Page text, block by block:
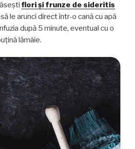
flori și frunze de sideritis
le arunci direct într-o cană cu apă
după 5 minute, eventual cu o
lămâie.